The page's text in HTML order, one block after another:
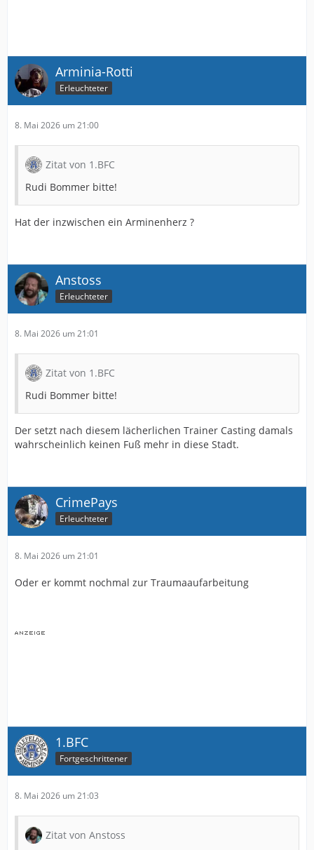
Arminia-Rotti
Erleuchteter
8. Mai 2026 um 21:00
Zitat von 1.BFC
Rudi Bommer bitte!
Hat der inzwischen ein Arminenherz ?
Anstoss
Erleuchteter
8. Mai 2026 um 21:01
Zitat von 1.BFC
Rudi Bommer bitte!
Der setzt nach diesem lächerlichen Trainer Casting damals
wahrscheinlich keinen Fuß mehr in diese Stadt.
CrimePays
Erleuchteter
8. Mai 2026 um 21:01
Oder er kommt nochmal zur Traumaaufarbeitung
1.BFC
Fortgeschrittener
8. Mai 2026 um 21:03
Zitat von Anstoss